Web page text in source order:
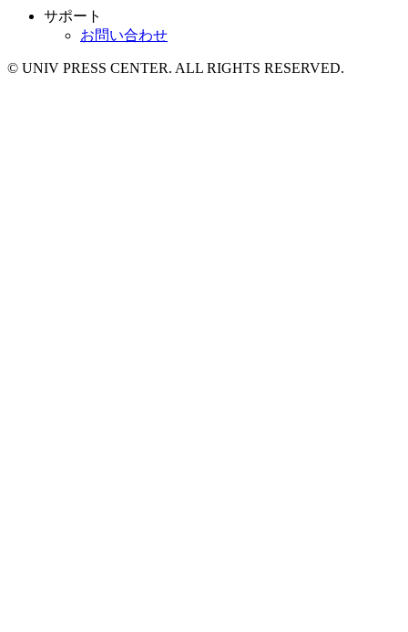
サポート
お問い合わせ
© UNIV PRESS CENTER. ALL RIGHTS RESERVED.